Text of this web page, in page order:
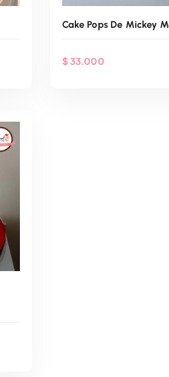
Cake Pops De Mickey
$ 33.000